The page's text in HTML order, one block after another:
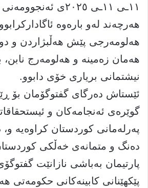
١١ـی ١١ـی ٢٠٢٥ی
هەرچەند لەو بارەوە
هەلومەرجى پێش هەڵبژاردن و
هەمان زەمینە و هەلومەرج نابن،
نیشتمانى بریارى خۆى دابوو.
ئێستاش دەرگاى گفتوگۆمان بۆ
گوێرەى ئەنجامەکان و
پەرلەمانى کوردستان کراوەیە
دەنگ و متمانەى خەڵکى
پارتیمان بەباشى نازانێت
پێکهێنانى کابینەکانى حکومەتى